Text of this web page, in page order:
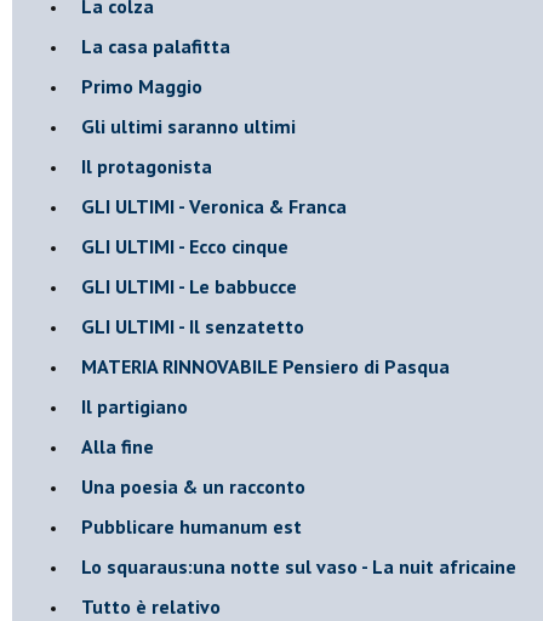
La colza
La casa palafitta
Primo Maggio
Gli ultimi saranno ultimi
Il protagonista
GLI ULTIMI - Veronica & Franca
GLI ULTIMI - Ecco cinque
GLI ULTIMI - Le babbucce
GLI ULTIMI - Il senzatetto
MATERIA RINNOVABILE Pensiero di Pasqua
Il partigiano
Alla fine
Una poesia & un racconto
Pubblicare humanum est
Lo squaraus:una notte sul vaso - La nuit africaine
Tutto è relativo